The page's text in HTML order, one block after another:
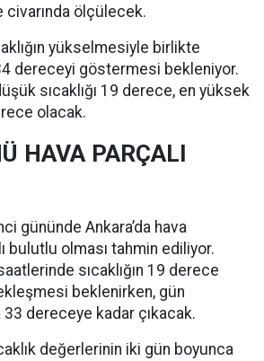
civarında ölçülecek.
yükselmesiyle birlikte
dereceyi göstermesi bekleniyor.
sıcaklığı 19 derece, en yüksek
olacak.
HAVA PARÇALI
gününde Ankara’da hava
bulutlu olması tahmin ediliyor.
sıcaklığın 19 derece
beklenirken, gün
33 dereceye kadar çıkacak.
değerlerinin iki gün boyunca